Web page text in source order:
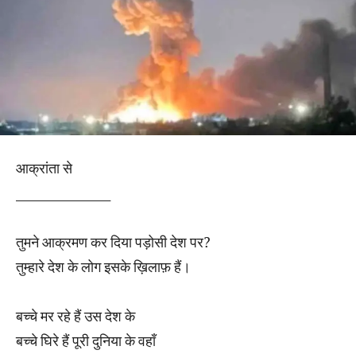
आक्रांता से
तुमने आक्रमण कर दिया पड़ोसी देश पर?
तुम्हारे देश के लोग इसके ख़िलाफ़ हैं।
बच्चे मर रहे हैं उस देश के
बच्चे घिरे हैं पूरी दुनिया के वहाँ